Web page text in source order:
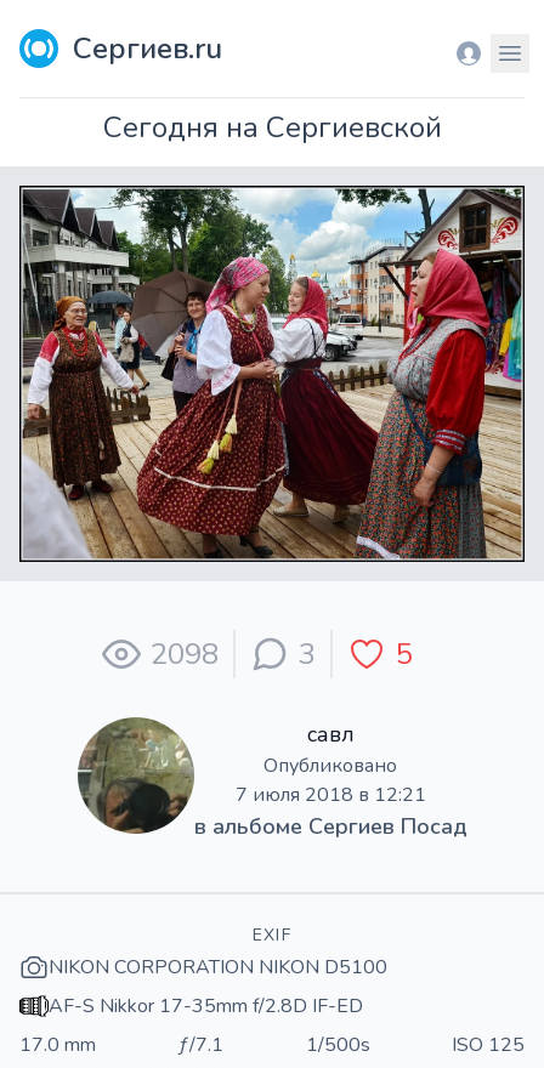
Сергиев.ru Вход
Сегодня на Сергиевской
2098 3 5
савл
Опубликовано
7 июля 2018 в 12:21
в альбоме Сергиев Посад
EXIF
NIKON CORPORATION NIKON D5100
AF-S Nikkor 17-35mm f/2.8D IF-ED
17.0 mm
ƒ/7.1 1/500s
ISO 125